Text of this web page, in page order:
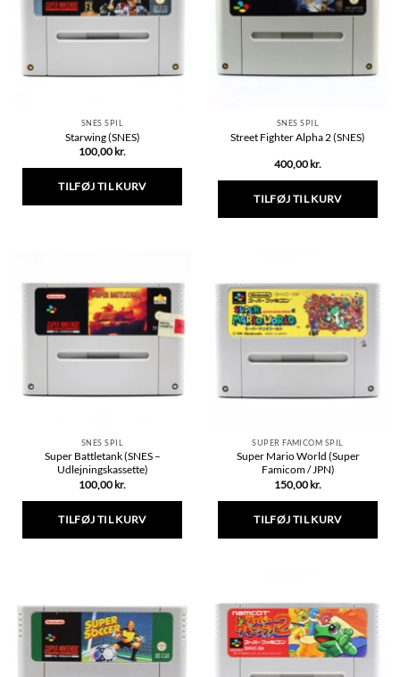
SNES SPIL
Starwing (SNES)
100,00 kr.
TILFØJ TIL KURV
SNES SPIL
Street Fighter Alpha 2 (SNES)
400,00 kr.
TILFØJ TIL KURV
SNES SPIL
Super Battletank (SNES –
Udlejningskassette)
100,00 kr.
TILFØJ TIL KURV
SUPER FAMICOM SPIL
Super Mario World (Super
Famicom / JPN)
150,00 kr.
TILFØJ TIL KURV